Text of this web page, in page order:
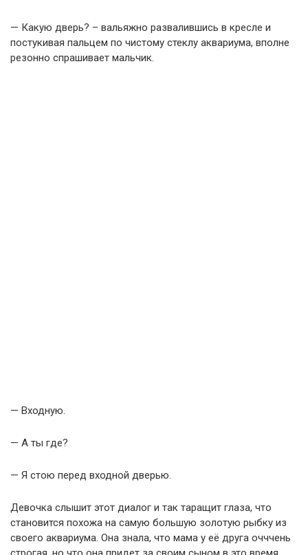
— Какую дверь? – вальяжно развалившись в кресле и
постукивая пальцем по чистому стеклу аквариума, вполне
резонно спрашивает мальчик.
— Входную.
— А ты где?
— Я стою перед входной дверью.
Девочка слышит этот диалог и так таращит глаза, что
становится похожа на самую большую золотую рыбку из
своего аквариума. Она знала, что мама у её друга очччень